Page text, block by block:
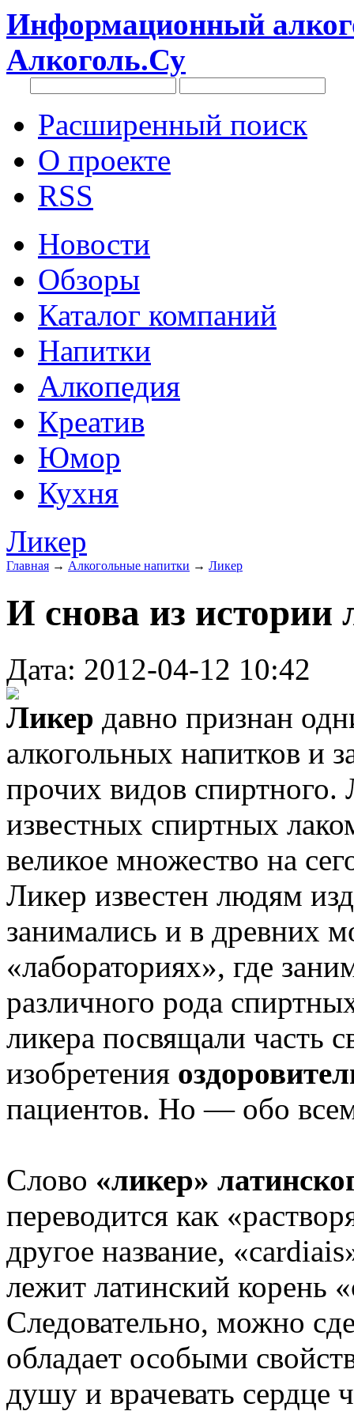
Информационный
Алкоголь.Су
Расширенный поиск
О проекте
RSS
Новости
Обзоры
Каталог компаний
Напитки
Алкопедия
Креатив
Юмор
Кухня
Ликер
Главная → Алкогольные напитки → Ликер
И снова из истории
Дата: 2012-04-12 10:42
Ликер давно признан
алкогольных напитков и
прочих видов
известных спиртных
великое множество на
Ликер известен людям
занимались и в древних
«лабораториях», где
различного рода
ликера посвящали часть
изобретения
пациентов. Но — обо
Слово «ликер»
переводится как
другое название,
лежит латинский корень
Следовательно, можно
обладает особыми
душу и врачевать сердце